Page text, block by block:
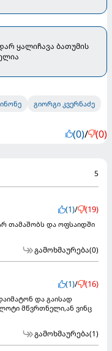
ყალიჩავა ბათუმის
გიორგი კვერნაძე
(0)/ (0)
5
(1)/ (19)
თამაშობს და ოფსაიდში
გამოხმაურება(0)
(1)/ (16)
და გაისად
მწვრთნელი,ან ვინც
გამოხმაურება(1)